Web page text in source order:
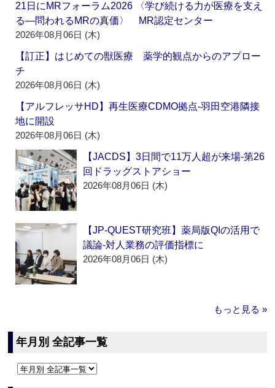
21日にMRフォーラム2026 〈学び続ける力が医療を支え
る―問われるMRの真価〉 MR認定センター
2026年08月06日 (木)
【訂正】はじめての獣医療 薬学的観点からのアプロー
チ
2026年08月06日 (木)
【アルフレッサHD】再生医療CDMO拠点‐羽田空港隣接
地に開設
2026年08月06日 (木)
【JACDS】3日間で11万人超が来場‐第26
回ドラッグストアショー
2026年08月06日 (木)
【JP-QUEST研究班】薬局版QIの活用で
議論‐対人業務の評価指標に
2026年08月06日 (木)
もっと見る »
年月別 全記事一覧